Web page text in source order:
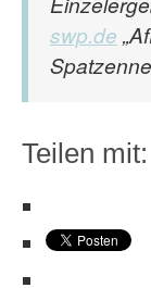
swp.de
Teilen mit: